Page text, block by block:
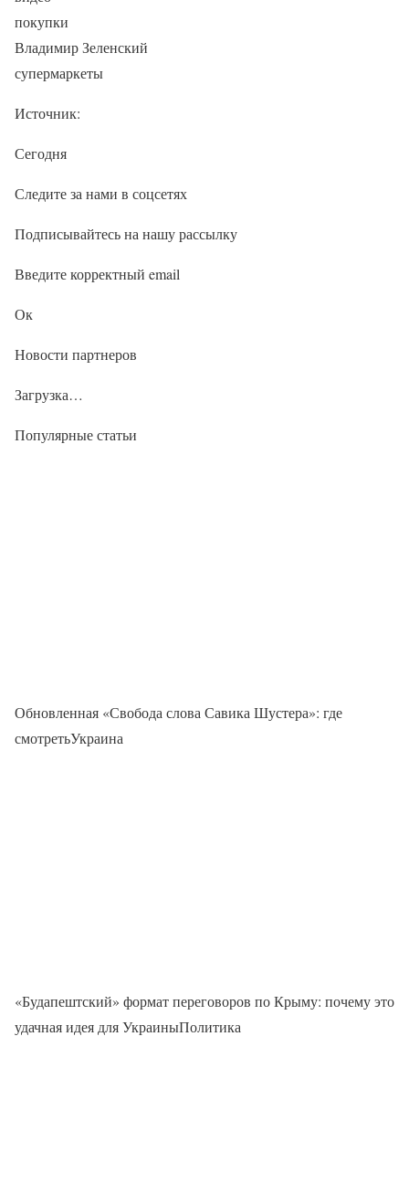
покупки
Владимир Зеленский
супермаркеты
Источник:
Сегодня
Следите за нами в соцсетях
Подписывайтесь на нашу рассылку
Введите корректный email
Ок
Новости партнеров
Загрузка…
Популярные статьи
Обновленная «Свобода слова Савика Шустера»: где
смотретьУкраина
«Будапештский» формат переговоров по Крыму: почему это
удачная идея для УкраиныПолитика